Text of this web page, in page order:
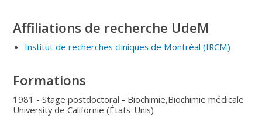
Affiliations de recherche UdeM
Institut de recherches cliniques de Montréal(IRCM)
Formations
1981 - Stage postdoctoral - Biochimie,Biochimie médicale
University de Californie (États-Unis)